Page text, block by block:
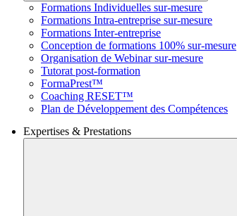
Formations Individuelles sur-mesure
Formations Intra-entreprise sur-mesure
Formations Inter-entreprise
Conception de formations 100% sur-mesure
Organisation de Webinar sur-mesure
Tutorat post-formation
FormaPrest™
Coaching RESET™
Plan de Développement des Compétences
Expertises & Prestations